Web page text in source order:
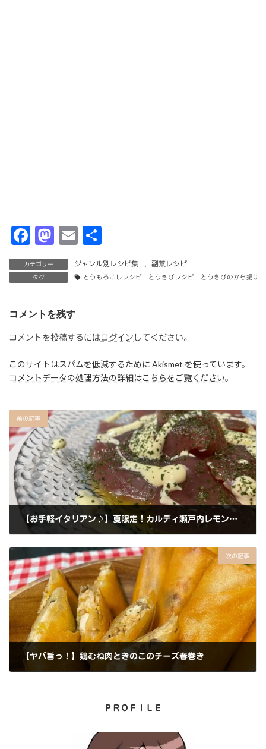
F
a
c
b
o
k
M
a
st
d
o
E
ai
カテゴリー ジャンル別レシピ集 副菜レシピ
タグ とうもろこしレシピ とうきびレシピ とうきびのから揚げ
コメントを残す
コメントを投稿するには ログイン してください。
このサイトはスパムを低減するために Akismet を使っています。
コメントデータの処理方法の詳細はこちらをご覧ください。
前の記事
【お手軽イタリアン♪】夏限定！カルディ瀬戸内レモンオリーブオイルつゆで作る”まぐろのカルパッチョ”
次の記事
【ヤバ旨っ！】鶏むね肉ときのこのチーズ春巻き
ＰＲＯＦＩＬＥ